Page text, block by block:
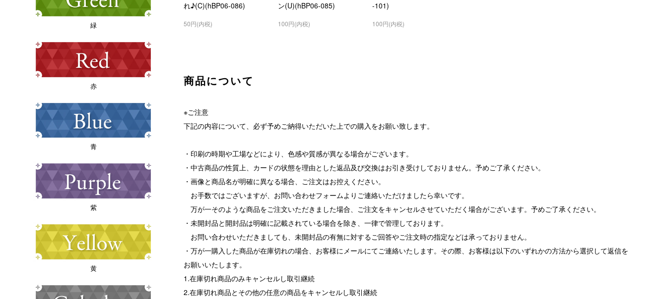
商品について
※ご注意
下記の内容について、必ず予めご納得いただいた上での購入をお願い致します。
・印刷の時期や工場などにより、色感や質感が異なる場合がございます。
・中古商品の性質上、カードの状態を理由とした返品及び交換はお引き受けしておりません。予めご了承ください。
・画像と商品名が明確に異なる場合、ご注文はお控えください。
お手数ではございますが、お問い合わせフォームよりご連絡いただけましたら幸いです。
万が一そのような商品をご注文いただきました場合、ご注文をキャンセルさせていただく場合がございます。予めご了承ください。
・未開封品と開封品は明確に記載されている場合を除き、一律で管理しております。
お問い合わせいただきましても、未開封品の有無に対するご回答やご注文時の指定などは承っておりません。
・万が一購入した商品が在庫切れの場合、お客様にメールにてご連絡いたします。その際、お客様は以下のいずれかの方法から選択して返信を
お願いいたします。
1.在庫切れ商品のみキャンセルし取引継続
2.在庫切れ商品とその他の任意の商品をキャンセルし取引継続
れ♪(C)(hBP06-086)
50円(内税)
ン(U)(hBP06-085)
100円(内税)
-101)
100円(内税)
緑
赤
青
紫
黄